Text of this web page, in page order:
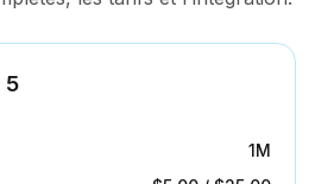
5
1M